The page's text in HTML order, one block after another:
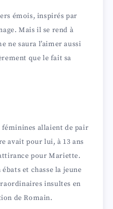
émois, inspirés par
Mais il se rend à
ne saura l’aimer aussi
que le fait sa
féminines allaient de pair
avait pour lui, à 13 ans
pour Mariette.
et chasse la jeune
insultes en
de Romain.